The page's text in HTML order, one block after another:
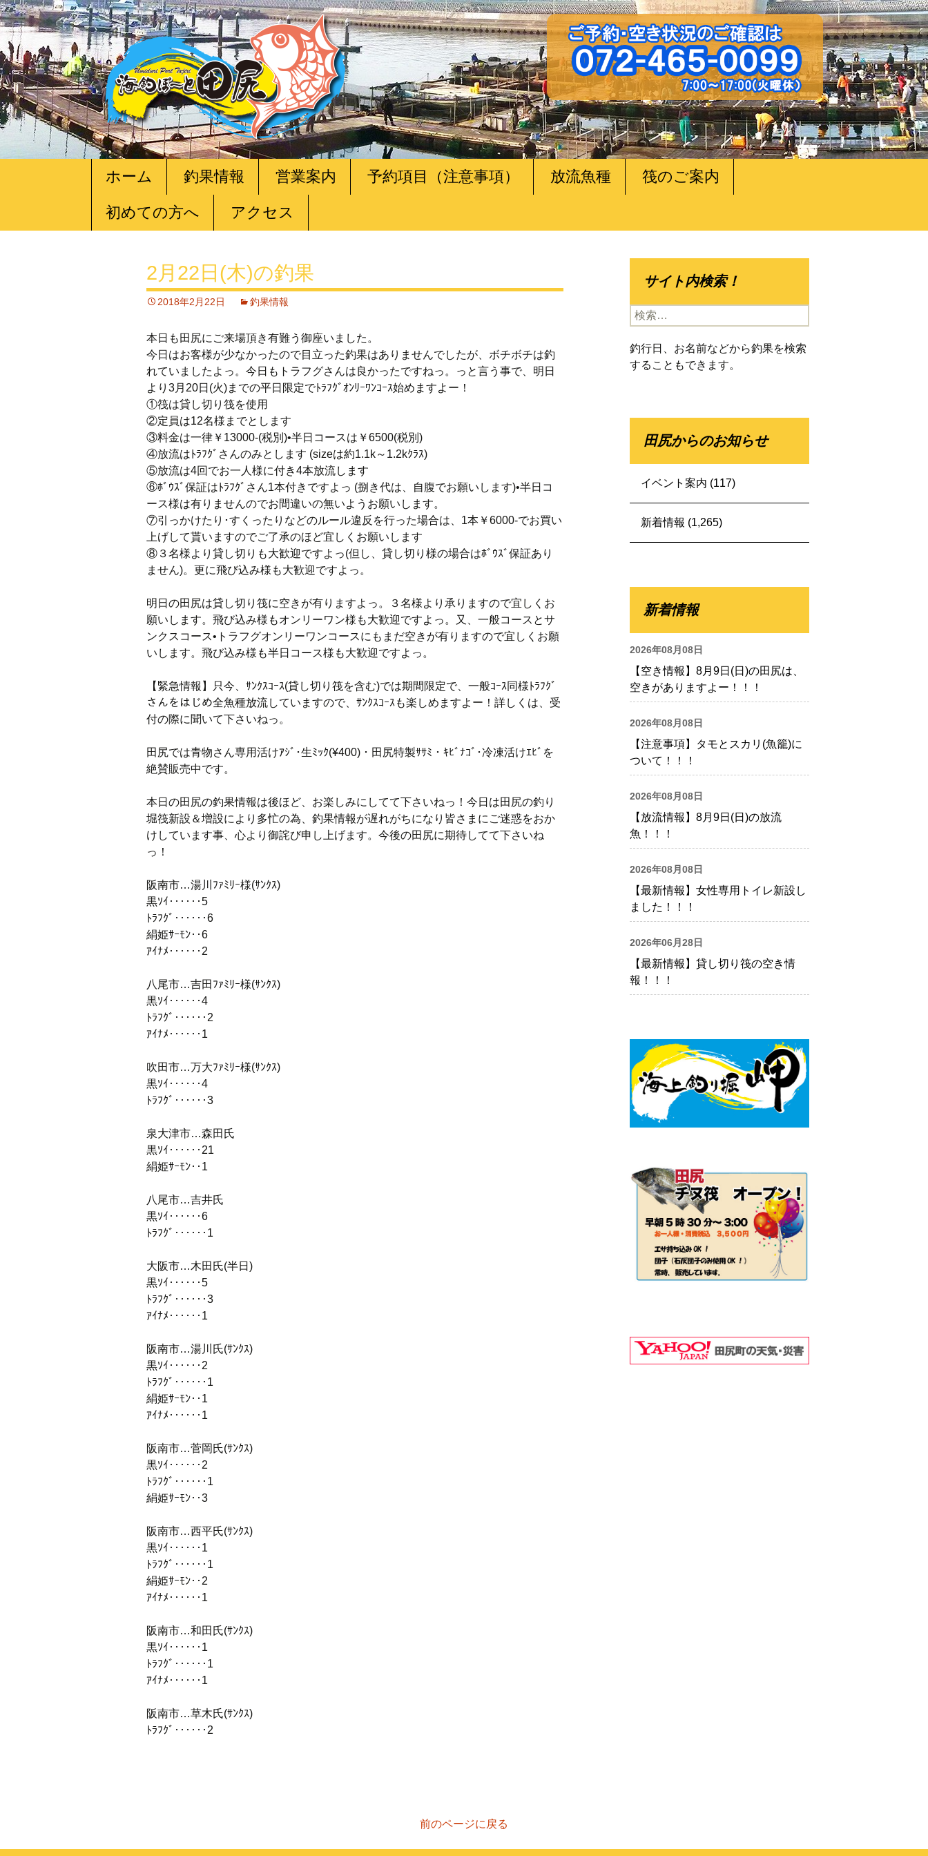
ツ
ホーム 釣果情報 営業案内 予約項目（注意事項） 放流魚種 筏のご案内
初めての方へ アクセス
2月22日(木)の釣果
2018年2月22日 釣果情報
本日も田尻にご来場頂き有難う御座いました。
今日はお客様が少なかったので目立った釣果はありませんでしたが、ボチボチは釣
れていましたよっ。今日もトラフグさんは良かったですねっ。っと言う事で、明日
より3月20日(火)までの平日限定でﾄﾗﾌｸﾞｵﾝﾘｰﾜﾝｺｰｽ始めますよー！
①筏は貸し切り筏を使用
②定員は12名様までとします
③料金は一律￥13000-(税別)•半日コースは￥6500(税別)
④放流はﾄﾗﾌｸﾞさんのみとします (sizeは約1.1k～1.2kｸﾗｽ)
⑤放流は4回でお一人様に付き4本放流します
⑥ﾎﾞｳｽﾞ保証はﾄﾗﾌｸﾞさん1本付きですよっ (捌き代は、自腹でお願いします)•半日コ
ース様は有りませんのでお間違いの無いようお願いします。
⑦引っかけたり･すくったりなどのルール違反を行った場合は、1本￥6000-でお買い
上げして貰いますのでご了承のほど宜しくお願いします
⑧３名様より貸し切りも大歓迎ですよっ(但し、貸し切り様の場合はﾎﾞｳｽﾞ保証あり
ません)。更に飛び込み様も大歓迎ですよっ。
明日の田尻は貸し切り筏に空きが有りますよっ。３名様より承りますので宜しくお
願いします。飛び込み様もオンリーワン様も大歓迎ですよっ。又、一般コースとサ
ンクスコース•トラフグオンリーワンコースにもまだ空きが有りますので宜しくお願
いします。飛び込み様も半日コース様も大歓迎ですよっ。
【緊急情報】只今、ｻﾝｸｽｺｰｽ(貸し切り筏を含む)では期間限定で、一般ｺｰｽ同様ﾄﾗﾌｸﾞ
さんをはじめ全魚種放流していますので、ｻﾝｸｽｺｰｽも楽しめますよー！詳しくは、受
付の際に聞いて下さいねっ。
田尻では青物さん専用活けｱｼﾞ･生ﾐｯｸ(¥400)・田尻特製ｻｻﾐ・ｷﾋﾞﾅｺﾞ･冷凍活けｴﾋﾞを
絶賛販売中です。
本日の田尻の釣果情報は後ほど、お楽しみにしてて下さいねっ！今日は田尻の釣り
堀筏新設＆増設により多忙の為、釣果情報が遅れがちになり皆さまにご迷惑をおか
けしています事、心より御詫び申し上げます。今後の田尻に期待してて下さいね
っ！
阪南市…湯川ﾌｧﾐﾘｰ様(ｻﾝｸｽ)
黒ｿｲ‥‥‥5
ﾄﾗﾌｸﾞ‥‥‥6
絹姫ｻｰﾓﾝ‥6
ｱｲﾅﾒ‥‥‥2
八尾市…吉田ﾌｧﾐﾘｰ様(ｻﾝｸｽ)
黒ｿｲ‥‥‥4
ﾄﾗﾌｸﾞ‥‥‥2
ｱｲﾅﾒ‥‥‥1
吹田市…万大ﾌｧﾐﾘｰ様(ｻﾝｸｽ)
黒ｿｲ‥‥‥4
ﾄﾗﾌｸﾞ‥‥‥3
泉大津市…森田氏
黒ｿｲ‥‥‥21
絹姫ｻｰﾓﾝ‥1
八尾市…吉井氏
黒ｿｲ‥‥‥6
ﾄﾗﾌｸﾞ‥‥‥1
大阪市…木田氏(半日)
黒ｿｲ‥‥‥5
ﾄﾗﾌｸﾞ‥‥‥3
ｱｲﾅﾒ‥‥‥1
阪南市…湯川氏(ｻﾝｸｽ)
黒ｿｲ‥‥‥2
ﾄﾗﾌｸﾞ‥‥‥1
絹姫ｻｰﾓﾝ‥1
ｱｲﾅﾒ‥‥‥1
阪南市…菅岡氏(ｻﾝｸｽ)
黒ｿｲ‥‥‥2
ﾄﾗﾌｸﾞ‥‥‥1
絹姫ｻｰﾓﾝ‥3
阪南市…西平氏(ｻﾝｸｽ)
黒ｿｲ‥‥‥1
ﾄﾗﾌｸﾞ‥‥‥1
絹姫ｻｰﾓﾝ‥2
ｱｲﾅﾒ‥‥‥1
阪南市…和田氏(ｻﾝｸｽ)
黒ｿｲ‥‥‥1
ﾄﾗﾌｸﾞ‥‥‥1
ｱｲﾅﾒ‥‥‥1
阪南市…草木氏(ｻﾝｸｽ)
ﾄﾗﾌｸﾞ‥‥‥2
前のページに戻る
サイト内検索！
検
索:
釣行日、お名前などから釣果を検索
することもできます。
田尻からのお知らせ
イベント案内 (117)
新着情報 (1,265)
新着情報
2026年08月08日
【空き情報】8月9日(日)の田尻は、
空きがありますよー！！！
2026年08月08日
【注意事項】タモとスカリ(魚籠)に
ついて！！！
2026年08月08日
【放流情報】8月9日(日)の放流
魚！！！
2026年08月08日
【最新情報】女性専用トイレ新設し
ました！！！
2026年06月28日
【最新情報】貸し切り筏の空き情
報！！！